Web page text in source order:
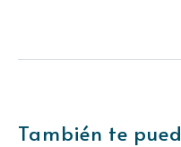
También te